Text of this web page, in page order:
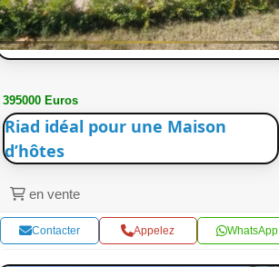
395000 Euros
Riad idéal pour une Maison
d’hôtes
en vente
Contacter Appelez WhatsApp